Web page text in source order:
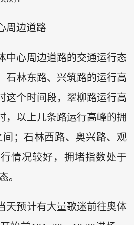
周边道路
中心周边道路的交通运行态
石林东路、兴筑路的运行高
这个时间段，翠柳路运行高
，以上几条路运行高峰的拥
；石林西路、奥兴路、观
情况较好，拥堵指数处于
。
天预计有大量歌迷前往奥体